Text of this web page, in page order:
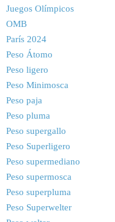
Juegos Olímpicos
OMB
París 2024
Peso Átomo
Peso ligero
Peso Minimosca
Peso paja
Peso pluma
Peso supergallo
Peso Superligero
Peso supermediano
Peso supermosca
Peso superpluma
Peso Superwelter